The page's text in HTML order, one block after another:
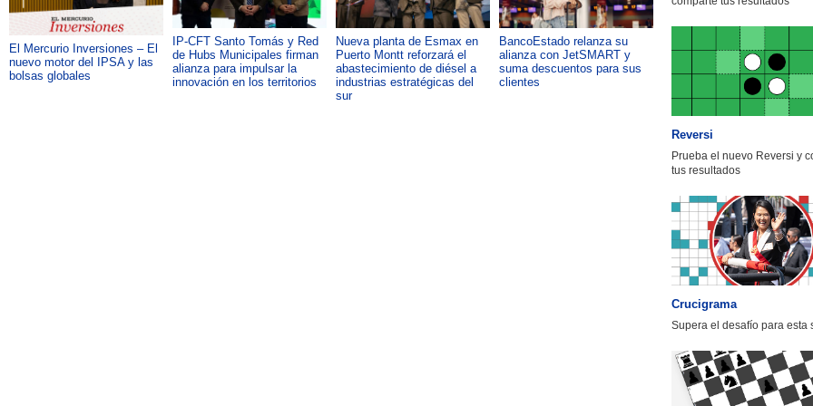
El Mercurio Inversiones – El
nuevo motor del IPSA y las
bolsas globales
IP-CFT Santo Tomás y Red
de Hubs Municipales firman
alianza para impulsar la
innovación en los territorios
Nueva planta de Esmax en
Puerto Montt reforzará el
abastecimiento de diésel a
industrias estratégicas del
sur
BancoEstado relanza su
alianza con JetSMART y
suma descuentos para sus
clientes
Capacitación como foco del
desarrollo país: OTIC de la
CChC lanza podcast sobre el
impacto de formar talento
Reversi
Prueba el nuevo Reversi y
tus resultados
Crucigrama
Supera el desafío para esta